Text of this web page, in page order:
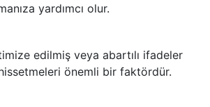
yardımcı olur.
edilmiş veya abartılı ifadeler
hissetmeleri önemli bir faktördür.